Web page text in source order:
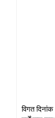
विगत